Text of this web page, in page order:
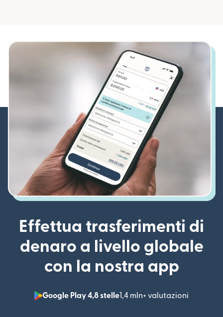
Effettua trasferimenti di
denaro a livello globale
con la nostra app
Google Play 4,8 stelle1,4 mln+ valutazioni